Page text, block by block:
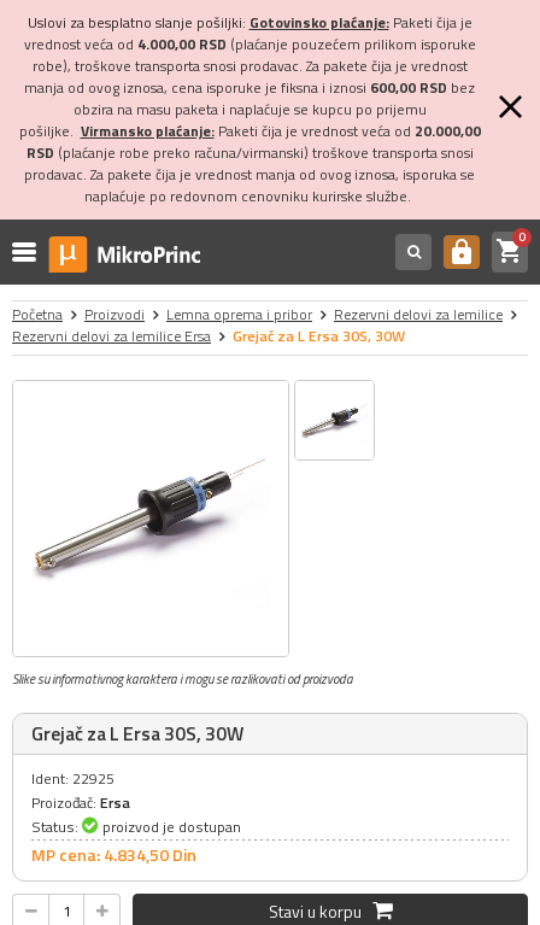
Uslovi za besplatno slanje pošiljki: Gotovinsko plaćanje:Paketi čija je
vrednost veća od 4.000,00 RSD (plaćanje pouzećem prilikom isporuke
robe), troškove transporta snosi prodavac. Za pakete čija je vrednost
manja od ovog iznosa, cena isporuke je fiksna i iznosi 600,00 RSD bez
obzira na masu paketa i naplaćuje se kupcu po prijemu
pošiljke. Virmansko plaćanje:Paketi čija je vrednost veća od 20.000,00
RSD (plaćanje robe preko računa/virmanski) troškove transporta snosi
prodavac. Za pakete čija je vrednost manja od ovog iznosa, isporuka se
naplaćuje po redovnom cenovniku kurirske službe.
https shopping_cart0
Početna Proizvodi Lemna oprema i pribor
Rezervni delovi za lemilice
Rezervni delovi za lemilice Ersa
Grejač za L Ersa 30S, 30W
Slike su informativnog karaktera i mogu se razlikovati od proizvoda
Grejač za L Ersa 30S, 30W
Ident: 22925
Proizođač: Ersa
Status:
proizvod je dostupan
MP cena: 4.834,50Din
Stavi u korpu